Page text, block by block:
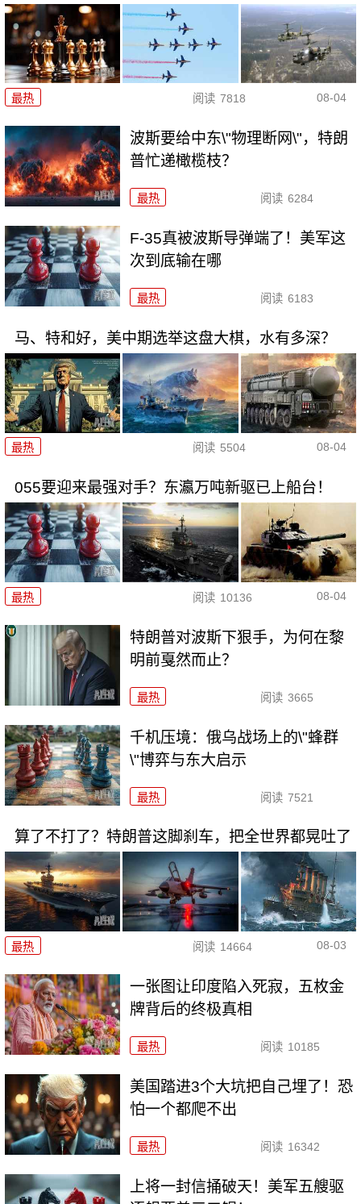
最热 阅读 7818 08-04
波斯要给中东\"物理断网\"，特朗
普忙递橄榄枝？
最热 阅读 6284
F-35真被波斯导弹端了！美军这
次到底输在哪
最热 阅读 6183
马、特和好，美中期选举这盘大棋，水有多深？
最热 阅读 5504 08-04
055要迎来最强对手？东瀛万吨新驱已上船台！
最热 阅读 10136 08-04
特朗普对波斯下狠手，为何在黎
明前戛然而止？
最热 阅读 3665
千机压境：俄乌战场上的\"蜂群
\"博弈与东大启示
最热 阅读 7521
算了不打了？特朗普这脚刹车，把全世界都晃吐了
最热 阅读 14664 08-03
一张图让印度陷入死寂，五枚金
牌背后的终极真相
最热 阅读 10185
美国踏进3个大坑把自己埋了！恐
怕一个都爬不出
最热 阅读 16342
上将一封信捅破天！美军五艘驱